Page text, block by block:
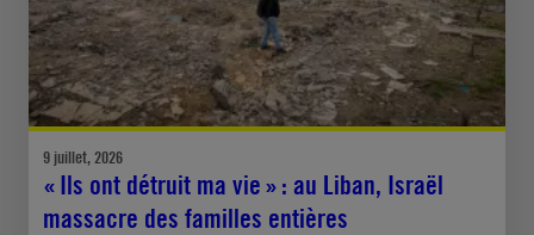
9 juillet, 2026
« Ils ont détruit ma vie » : au Liban, Israël
massacre des familles entières